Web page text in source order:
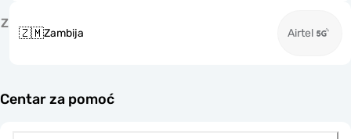
Z
🇿🇲Zambija Airtel
Centar za pomoć